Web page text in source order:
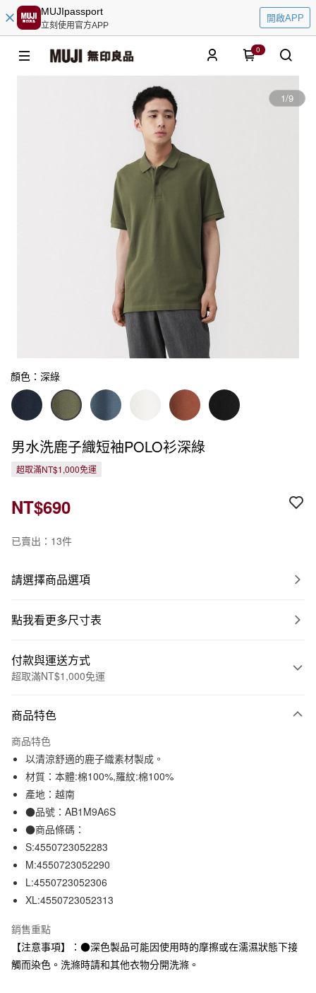
MUJIpassport
立刻使用官方APP
開啟APP
0
1/9
顏色：深綠
男水洗鹿子織短袖POLO衫深綠
超取滿NT$1,000免運
NT$690
已賣出：13件
請選擇商品選項
點我看更多尺寸表
付款與運送方式
超取滿NT$1,000免運
信用卡一次付款
信用卡分期付款
3 期 0 利率 每期NT$230
合作金庫商業銀行
華南商業銀行
上海商業儲蓄銀行
臺灣中小企業銀行
匯豐（台灣）商業銀行
聯邦商業銀行
元大商業銀行
台新國際商業銀行
台灣樂天信用卡公司
超商取貨付款
LINE Pay
Apple Pay
街口支付
悠遊付
運送方式
全家取貨付款
商品特色
商品特色
以清涼舒適的鹿子織素材製成。
材質：本體:棉100%,羅紋:棉100%
產地：越南
●品號：AB1M9A6S
●商品條碼：
S:4550723052283
M:4550723052290
L:4550723052306
XL:4550723052313
銷售重點
【注意事項】：●深色製品可能因使用時的摩擦或在濡濕狀態下接
觸而染色。洗滌時請和其他衣物分開洗滌。